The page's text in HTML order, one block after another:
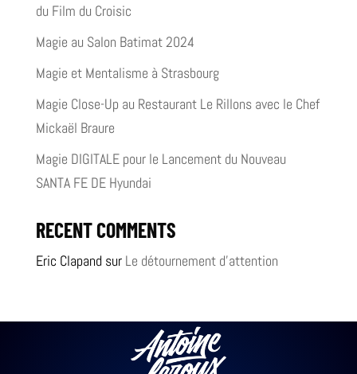
du Film du Croisic
Magie au Salon Batimat 2024
Magie et Mentalisme à Strasbourg
Magie Close-Up au Restaurant Le Rillons avec le Chef
Mickaël Braure
Magie DIGITALE pour le Lancement du Nouveau
SANTA FE DE Hyundai
RECENT COMMENTS
Eric Clapandsur Le détournement d’attention